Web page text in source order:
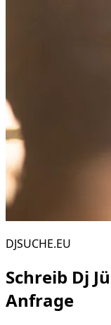
DJSUCHE.EU
Schreib Dj
Anfrage